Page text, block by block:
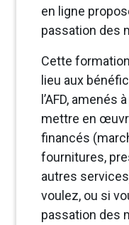
en ligne
passation des
Cette
lieu aux
l’AFD,
mettre en
financés
fournitures,
autres
voulez, ou si
passation des